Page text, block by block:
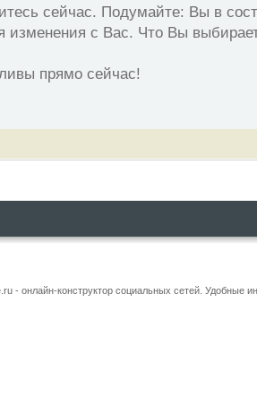
сейчас. Подумайте: Вы в
изменения с Вас. Что Вы
прямо сейчас!
- онлайн-конструктор социальных сетей. Удобные